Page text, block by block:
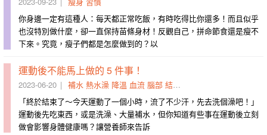
你身邊一定有這種人：每天都正常吃飯，有時吃得比你還多！而且似乎
也沒特別做什麼，卻一直保持苗條身材！反觀自己，拼命節食還是瘦不
下來。究竟，瘦子們都是怎麼做到的？以
運動後不能馬上做的 5 件事！
2023-06-20 補水 熱水澡 降溫 血流 腦部 結束
「終於結束了～今天運動了一個小時，流了不少汗，先去洗個澡吧！」
運動後先吃東西，或是洗澡、大量補水，但你知道有些事在運動後立刻
做會影響身體健康嗎？讓營養師來告訴